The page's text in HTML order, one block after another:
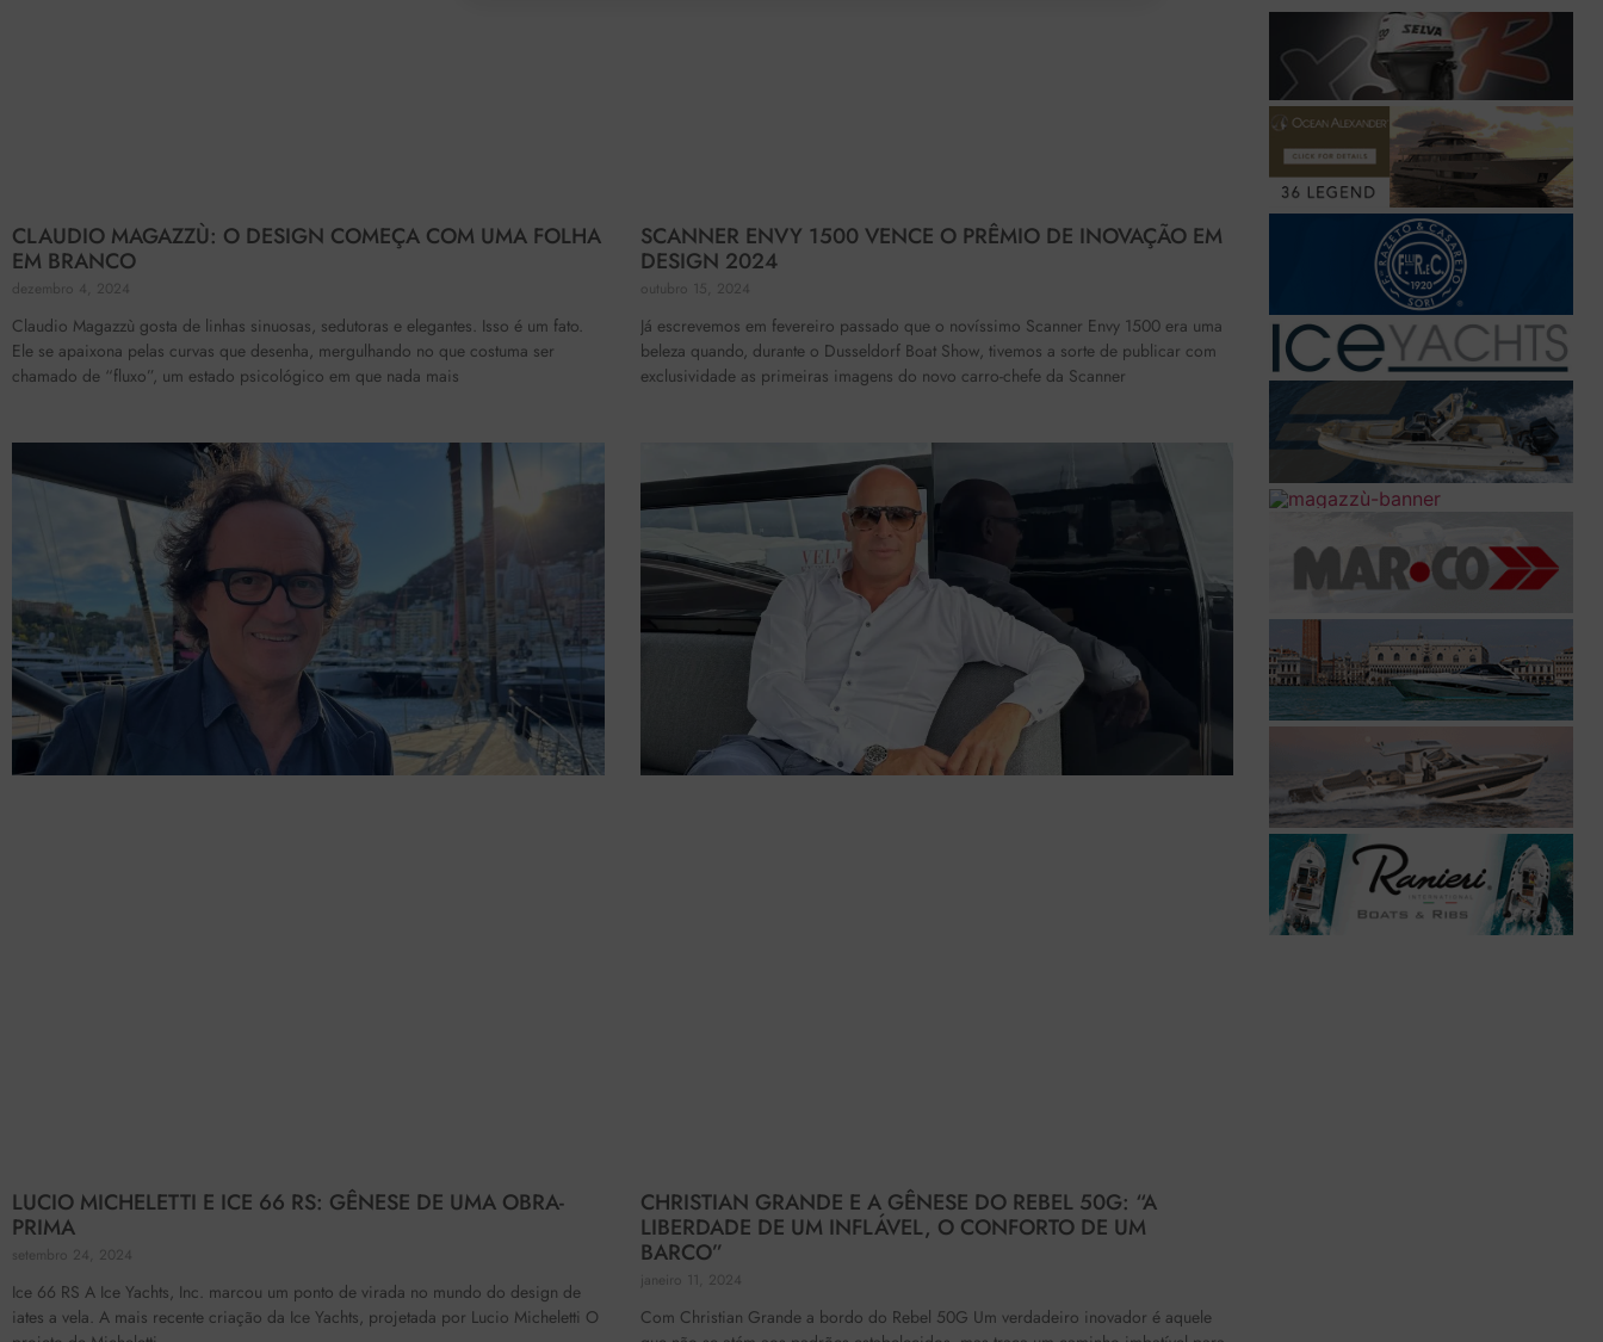
CLAUDIO MAGAZZÙ: O DESIGN COMEÇA COM UMA FOLHA
EM BRANCO
dezembro 4, 2024
Claudio Magazzù gosta de linhas sinuosas, sedutoras e elegantes. Isso é um fato.
Ele se apaixona pelas curvas que desenha, mergulhando no que costuma ser
chamado de “fluxo”, um estado psicológico em que nada mais
SCANNER ENVY 1500 VENCE O PRÊMIO DE INOVAÇÃO EM
DESIGN 2024
outubro 15, 2024
Já escrevemos em fevereiro passado que o novíssimo Scanner Envy 1500 era uma
beleza quando, durante o Dusseldorf Boat Show, tivemos a sorte de publicar com
exclusividade as primeiras imagens do novo carro-chefe da Scanner
LUCIO MICHELETTI E ICE 66 RS: GÊNESE DE UMA OBRA-
PRIMA
setembro 24, 2024
Ice 66 RS A Ice Yachts, Inc. marcou um ponto de virada no mundo do design de
iates a vela. A mais recente criação da Ice Yachts, projetada por Lucio Micheletti O
CHRISTIAN GRANDE E A GÊNESE DO REBEL 50G: “A
LIBERDADE DE UM INFLÁVEL, O CONFORTO DE UM
BARCO”
janeiro 11, 2024
Com Christian Grande a bordo do Rebel 50G Um verdadeiro inovador é aquele